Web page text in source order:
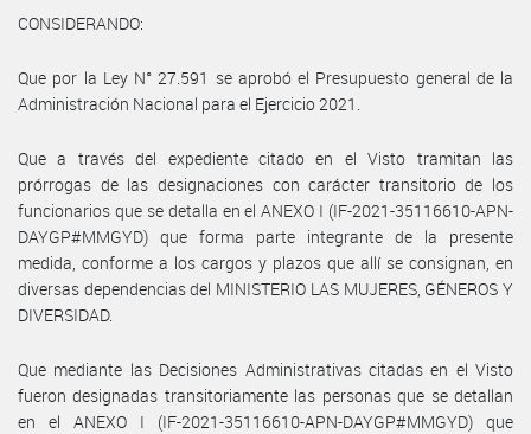
CONSIDERANDO:
Que por la Ley N° 27.591 se aprobó el Presupuesto general de la
Administración Nacional para el Ejercicio 2021.
Que a través del expediente citado en el Visto tramitan las
prórrogas de las designaciones con carácter transitorio de los
funcionarios que se detalla en el ANEXO I (IF-2021-35116610-APN-
DAYGP#MMGYD) que forma parte integrante de la presente
medida, conforme a los cargos y plazos que allí se consignan, en
diversas dependencias del MINISTERIO LAS MUJERES, GÉNEROS Y
DIVERSIDAD.
Que mediante las Decisiones Administrativas citadas en el Visto
fueron designadas transitoriamente las personas que se detallan
en el ANEXO I (IF-2021-35116610-APN-DAYGP#MMGYD) que